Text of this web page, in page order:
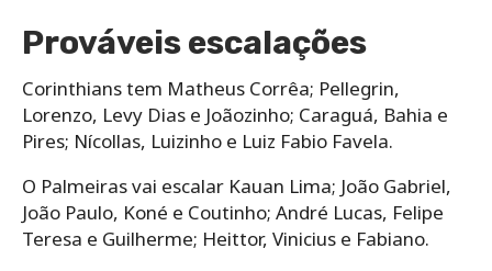
Prováveis escalações
Corinthians tem Matheus Corrêa; Pellegrin,
Lorenzo, Levy Dias e Joãozinho; Caraguá, Bahia e
Pires; Nícollas, Luizinho e Luiz Fabio Favela.
O Palmeiras vai escalar Kauan Lima; João Gabriel,
João Paulo, Koné e Coutinho; André Lucas, Felipe
Teresa e Guilherme; Heittor, Vinicius e Fabiano.